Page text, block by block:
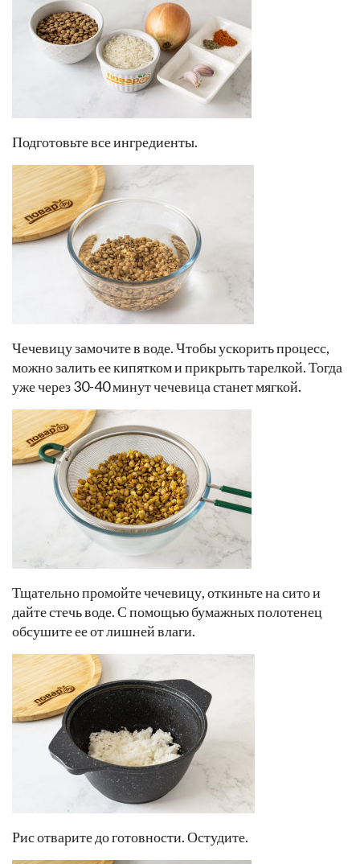
Подготовьте все ингредиенты.
Чечевицу замочите в воде. Чтобы ускорить процесс,
можно залить ее кипятком и прикрыть тарелкой. Тогда
уже через 30-40 минут чечевица станет мягкой.
Тщательно промойте чечевицу, откиньте на сито и
дайте стечь воде. С помощью бумажных полотенец
обсушите ее от лишней влаги.
Рис отварите до готовности. Остудите.